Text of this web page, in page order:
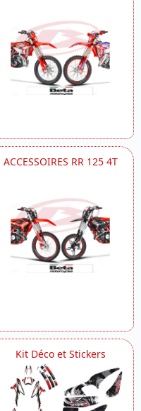
ACCESSOIRES RR 125 4T
Kit Déco et Stickers